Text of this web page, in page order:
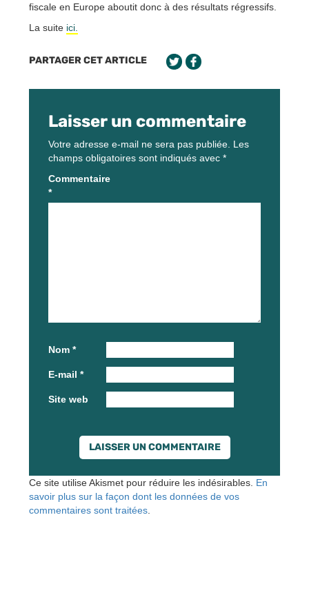
fiscale en Europe aboutit donc à des résultats régressifs.
La suite ici.
PARTAGER CET ARTICLE
Laisser un commentaire
Votre adresse e-mail ne sera pas publiée. Les
champs obligatoires sont indiqués avec *
Commentaire
*
Nom *
E-mail *
Site web
Ce site utilise Akismet pour réduire les indésirables. En
savoir plus sur la façon dont les données de vos
commentaires sont traitées